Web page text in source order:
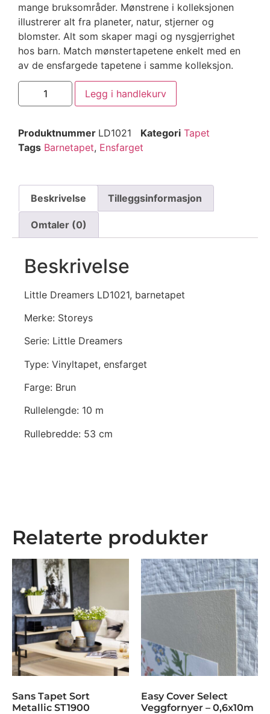
mange bruksområder. Mønstrene i kolleksjonen
illustrerer alt fra planeter, natur, stjerner og
blomster. Alt som skaper magi og nysgjerrighet
hos barn. Match mønstertapetene enkelt med en
av de ensfargede tapetene i samme kolleksjon.
Legg i handlekurv
Produktnummer LD1021 Kategori Tapet
Tags Barnetapet, Ensfarget
Beskrivelse Tilleggsinformasjon
Omtaler (0)
Beskrivelse
Little Dreamers LD1021, barnetapet
Merke: Storeys
Serie: Little Dreamers
Type: Vinyltapet, ensfarget
Farge: Brun
Rullelengde: 10 m
Rullebredde: 53 cm
Relaterte produkter
Sans Tapet Sort
Metallic ST1900
Easy Cover Select
Veggfornyer – 0,6x10m